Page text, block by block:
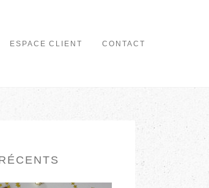
ESPACE CLIENT CONTACT